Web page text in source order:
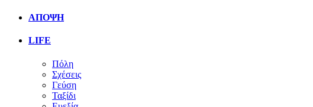
ΑΠΟΨΗ
LIFE
Πόλη
Σχέσεις
Γεύση
Ταξίδι